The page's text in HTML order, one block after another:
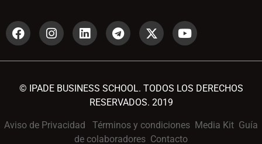
© IPADE BUSINESS SCHOOL. TODOS LOS DERECHOS
RESERVADOS. 2019
Aviso de Privacidad Términos y condiciones Media Kit Guía
de colaboradores Contacto